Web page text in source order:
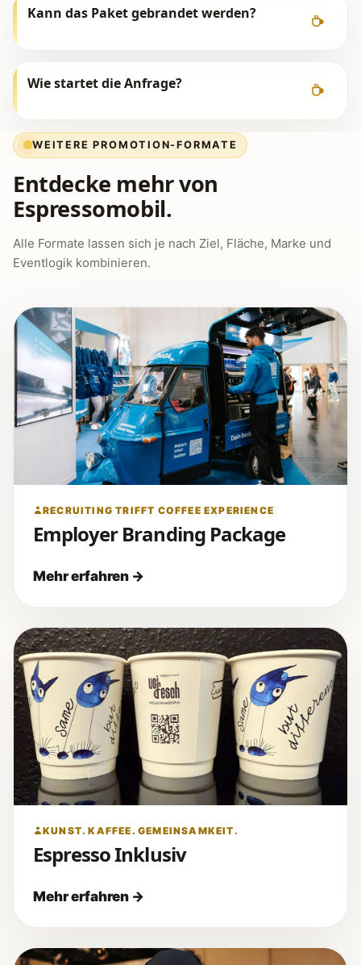
Kann das Paket gebrandet werden?
Wie startet die Anfrage?
WEITERE PROMOTION-FORMATE
Entdecke mehr von
Espressomobil.
Alle Formate lassen sich je nach Ziel, Fläche, Marke und
Eventlogik kombinieren.
RECRUITING TRIFFT COFFEE EXPERIENCE
Employer Branding Package
KUNST. KAFFEE. GEMEINSAMKEIT.
Espresso Inklusiv